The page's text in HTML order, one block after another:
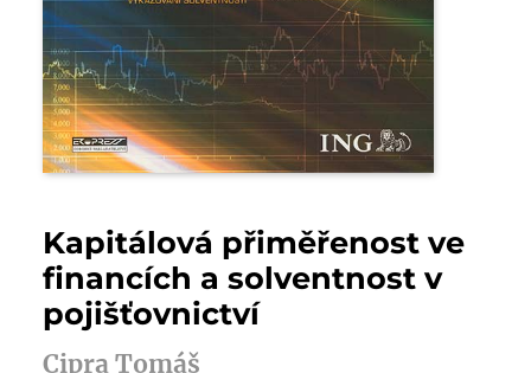
Kapitálová přiměřenost ve
financích a solventnost v
pojišťovnictví
Cipra Tomáš